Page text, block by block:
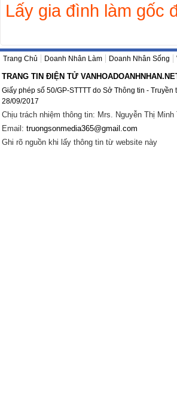
Lấy gia đình làm gốc
Trang Chủ Doanh Nhân Làm Doanh Nhân Sống
TRANG TIN ĐIỆN TỬ
Giấy phép số 50/GP-STTTT do Sở Thông tin - Truyền
28/09/2017
Chịu trách nhiệm thông tin: Mrs. Nguyễn Thị Minh
Email: truongsonmedia365@gmail.com
Ghi rõ nguồn khi lấy thông tin từ website này